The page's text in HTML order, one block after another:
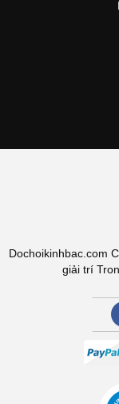
Dochoikinhbac.com
giải trí